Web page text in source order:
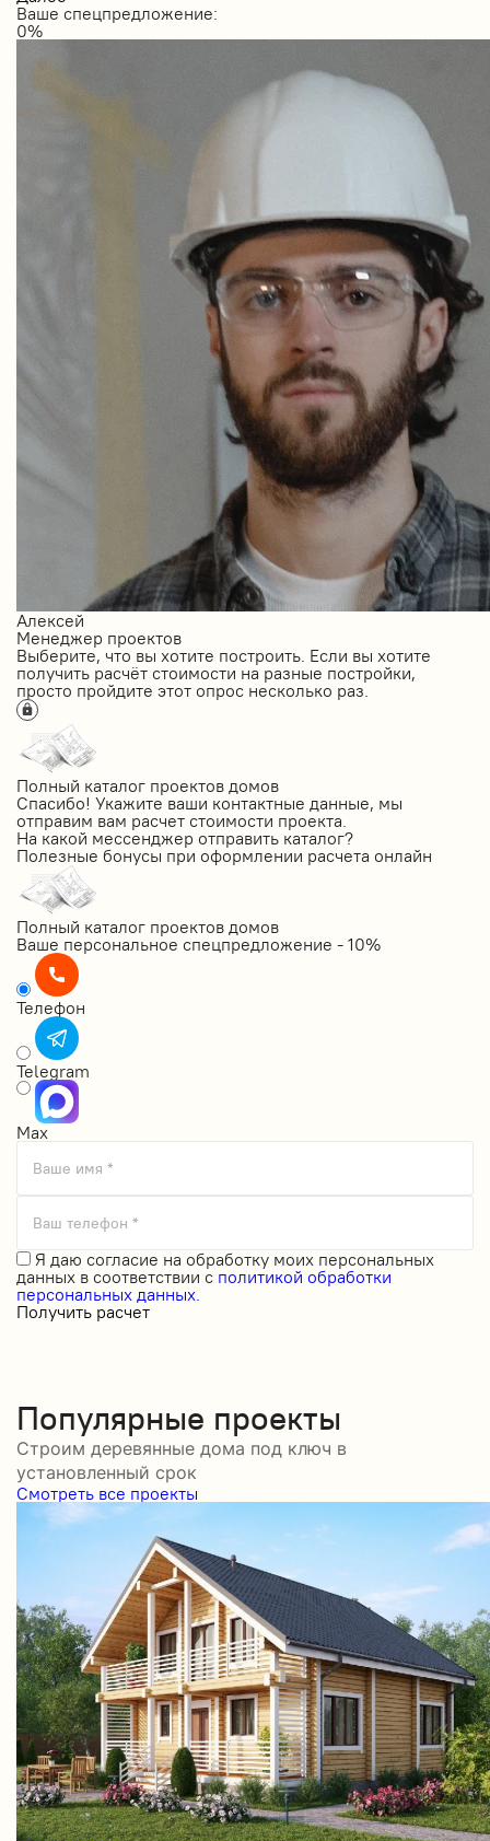
Ваше спецпредложение:
0%
Алексей
Менеджер проектов
Выберите, что вы хотите построить. Если вы хотите
получить расчёт стоимости на разные постройки,
просто пройдите этот опрос несколько раз.
Полный каталог проектов домов
Спасибо! Укажите ваши контактные данные, мы
отправим вам расчет стоимости проекта.
На какой мессенджер отправить каталог?
Полезные бонусы при оформлении расчета онлайн
Полный каталог проектов домов
Ваше персональное спецпредложение - 10%
Телефон
Telegram
Max
Ваше имя *
Ваш телефон *
Я даю согласие на обработку моих персональных
данных в соответствии с политикой обработки
персональных данных.
Получить расчет
Популярные проекты
Строим деревянные дома под ключ в
установленный срок
Смотреть все проекты